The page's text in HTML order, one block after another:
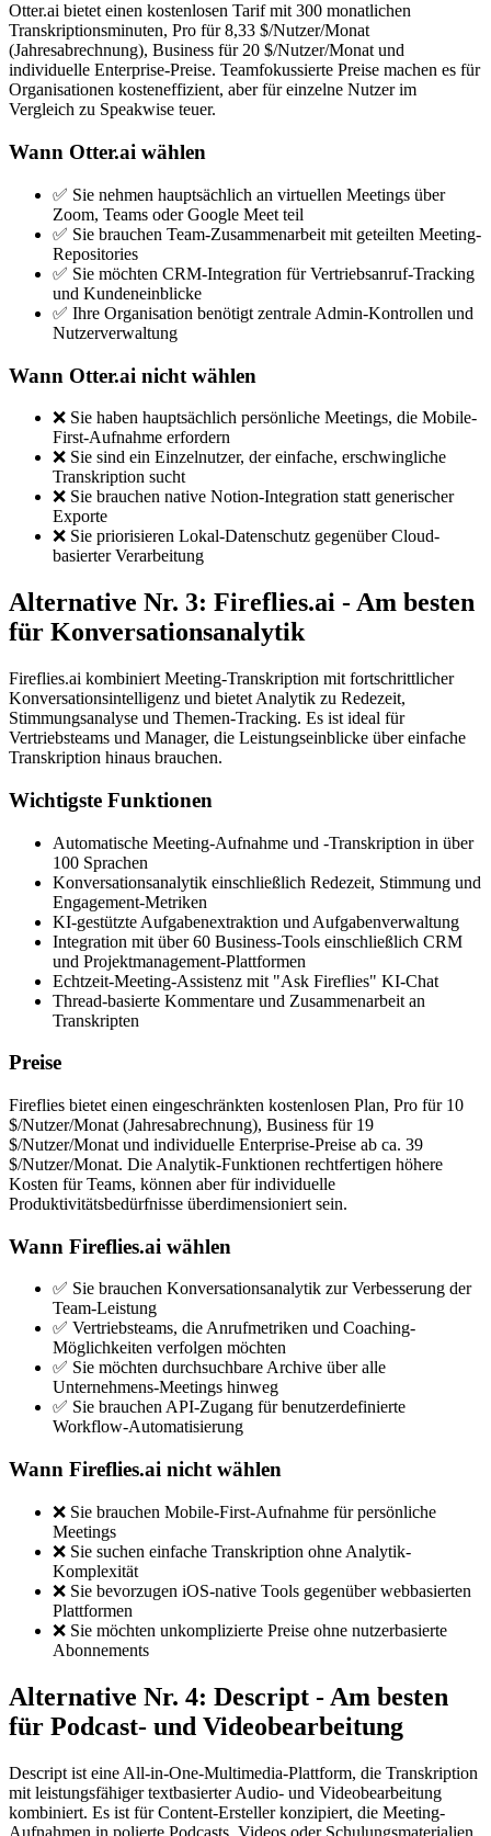
Otter.ai bietet einen kostenlosen Tarif mit 300 monatlichen
Transkriptionsminuten, Pro für 8,33 $/Nutzer/Monat
(Jahresabrechnung), Business für 20 $/Nutzer/Monat und
individuelle Enterprise-Preise. Teamfokussierte Preise machen es für
Organisationen kosteneffizient, aber für einzelne Nutzer im
Vergleich zu Speakwise teuer.
Wann Otter.ai wählen
✅ Sie nehmen hauptsächlich an virtuellen Meetings über
Zoom, Teams oder Google Meet teil
✅ Sie brauchen Team-Zusammenarbeit mit geteilten Meeting-
Repositories
✅ Sie möchten CRM-Integration für Vertriebsanruf-Tracking
und Kundeneinblicke
✅ Ihre Organisation benötigt zentrale Admin-Kontrollen und
Nutzerverwaltung
Wann Otter.ai nicht wählen
❌ Sie haben hauptsächlich persönliche Meetings, die Mobile-
First-Aufnahme erfordern
❌ Sie sind ein Einzelnutzer, der einfache, erschwingliche
Transkription sucht
❌ Sie brauchen native Notion-Integration statt generischer
Exporte
❌ Sie priorisieren Lokal-Datenschutz gegenüber Cloud-
basierter Verarbeitung
Alternative Nr. 3: Fireflies.ai - Am besten
für Konversationsanalytik
Fireflies.ai kombiniert Meeting-Transkription mit fortschrittlicher
Konversationsintelligenz und bietet Analytik zu Redezeit,
Stimmungsanalyse und Themen-Tracking. Es ist ideal für
Vertriebsteams und Manager, die Leistungseinblicke über einfache
Transkription hinaus brauchen.
Wichtigste Funktionen
Automatische Meeting-Aufnahme und -Transkription in über
100 Sprachen
Konversationsanalytik einschließlich Redezeit, Stimmung und
Engagement-Metriken
KI-gestützte Aufgabenextraktion und Aufgabenverwaltung
Integration mit über 60 Business-Tools einschließlich CRM
und Projektmanagement-Plattformen
Echtzeit-Meeting-Assistenz mit "Ask Fireflies" KI-Chat
Thread-basierte Kommentare und Zusammenarbeit an
Transkripten
Preise
Fireflies bietet einen eingeschränkten kostenlosen Plan, Pro für 10
$/Nutzer/Monat (Jahresabrechnung), Business für 19
$/Nutzer/Monat und individuelle Enterprise-Preise ab ca. 39
$/Nutzer/Monat. Die Analytik-Funktionen rechtfertigen höhere
Kosten für Teams, können aber für individuelle
Produktivitätsbedürfnisse überdimensioniert sein.
Wann Fireflies.ai wählen
✅ Sie brauchen Konversationsanalytik zur Verbesserung der
Team-Leistung
✅ Vertriebsteams, die Anrufmetriken und Coaching-
Möglichkeiten verfolgen möchten
✅ Sie möchten durchsuchbare Archive über alle
Unternehmens-Meetings hinweg
✅ Sie brauchen API-Zugang für benutzerdefinierte
Workflow-Automatisierung
Wann Fireflies.ai nicht wählen
❌ Sie brauchen Mobile-First-Aufnahme für persönliche
Meetings
❌ Sie suchen einfache Transkription ohne Analytik-
Komplexität
❌ Sie bevorzugen iOS-native Tools gegenüber webbasierten
Plattformen
❌ Sie möchten unkomplizierte Preise ohne nutzerbasierte
Abonnements
Alternative Nr. 4: Descript - Am besten
für Podcast- und Videobearbeitung
Descript ist eine All-in-One-Multimedia-Plattform, die Transkription
mit leistungsfähiger textbasierter Audio- und Videobearbeitung
kombiniert. Es ist für Content-Ersteller konzipiert, die Meeting-
Aufnahmen in polierte Podcasts, Videos oder Schulungsmaterialien